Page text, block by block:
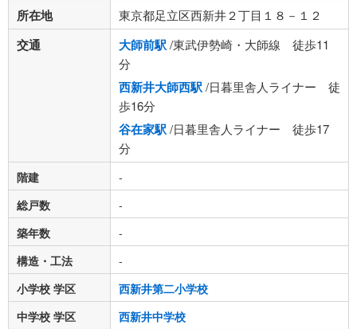
所在地 東京都足立区西新井２丁目１８－１２
交通 大師前駅/東武伊勢崎・大師線 徒歩11
分
西新井大師西駅/日暮里舎人ライナー 徒
歩16分
谷在家駅/日暮里舎人ライナー 徒歩17
分
階建
-
総戸数
-
築年数
-
構造・工法
-
小学校 学区
西新井第二小学校
中学校 学区
西新井中学校